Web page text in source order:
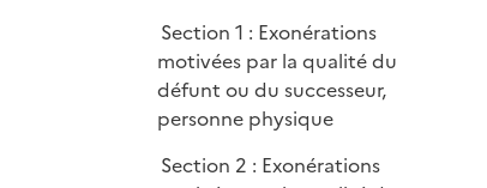
r
Section 1 : Exonérations
motivées par la qualité du
défunt ou du successeur,
personne physique
Section 2 : Exonérations